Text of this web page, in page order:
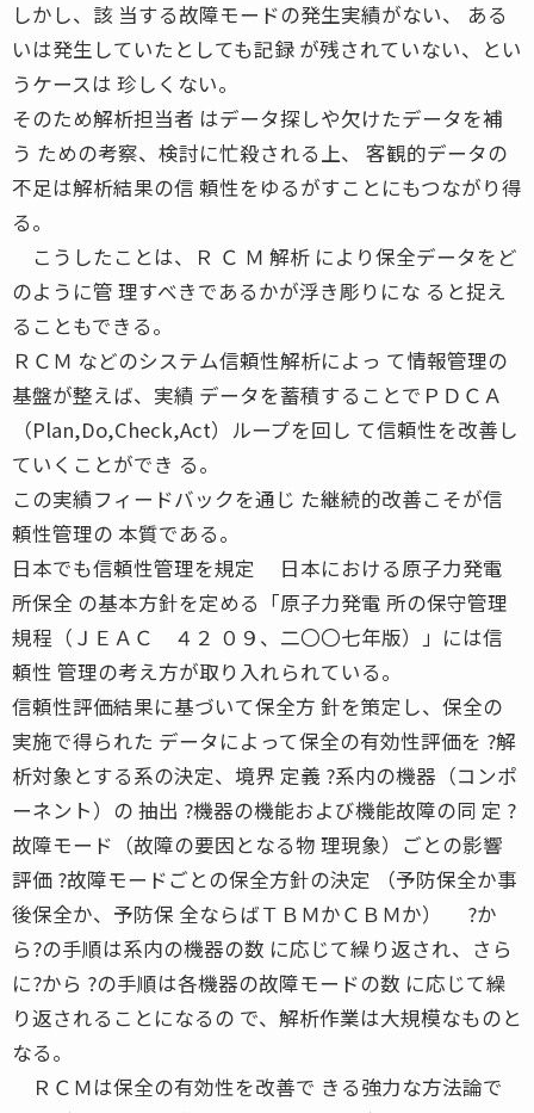
しかし、該 当する故障モードの発生実績がない、 ある
いは発生していたとしても記録 が残されていない、とい
うケースは 珍しくない。
そのため解析担当者 はデータ探しや欠けたデータを補
う ための考察、検討に忙殺される上、 客観的データの
不足は解析結果の信 頼性をゆるがすことにもつながり得
る。
こうしたことは、Ｒ Ｃ Ｍ 解析 により保全データをど
のように管 理すべきであるかが浮き彫りにな ると捉え
ることもできる。
ＲＣＭ などのシステム信頼性解析によっ て情報管理の
基盤が整えば、実績 データを蓄積することでＰＤＣＡ
（Plan,Do,Check,Act）ループを回し て信頼性を改善し
ていくことができ る。
この実績フィードバックを通じ た継続的改善こそが信
頼性管理の 本質である。
日本でも信頼性管理を規定 日本における原子力発電
所保全 の基本方針を定める「原子力発電 所の保守管理
規程（ＪＥＡＣ ４２ ０９、二〇〇七年版）」には信
頼性 管理の考え方が取り入れられている。
信頼性評価結果に基づいて保全方 針を策定し、保全の
実施で得られた データによって保全の有効性評価を ?解
析対象とする系の決定、境界 定義 ?系内の機器（コンポ
ーネント）の 抽出 ?機器の機能および機能故障の同 定 ?
故障モード（故障の要因となる物 理現象）ごとの影響
評価 ?故障モードごとの保全方針の決定 （予防保全か事
後保全か、予防保 全ならばＴＢＭかＣＢＭか） ?か
ら?の手順は系内の機器の数 に応じて繰り返され、さら
に?から ?の手順は各機器の故障モードの数 に応じて繰
り返されることになるの で、解析作業は大規模なものと
なる。
ＲＣＭは保全の有効性を改善で きる強力な方法論で